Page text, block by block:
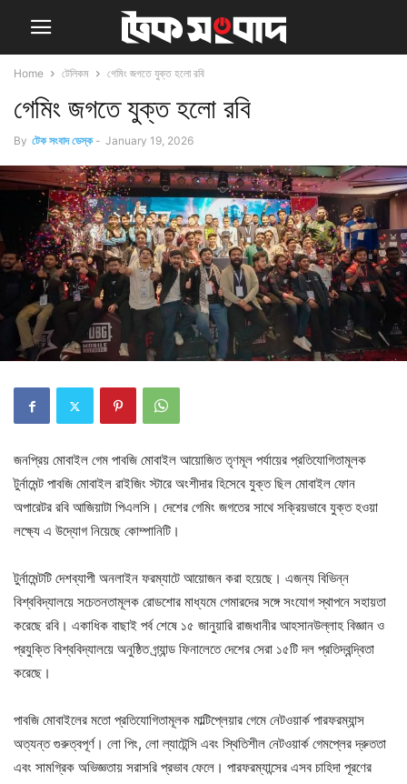
Home টেলিকম গেমিং জগতে যুক্ত হলো রবি
গেমিং জগতে যুক্ত হলো রবি
By টেক সংবাদ ডেস্ক - January 19, 2026
জনপ্রিয় মোবাইল গেম পাবজি মোবাইল আয়োজিত তৃণমূল পর্যায়ের প্রতিযোগিতামূলক
টুর্নামেন্ট পাবজি মোবাইল রাইজিং স্টারে অংশীদার হিসেবে যুক্ত ছিল মোবাইল ফোন
অপারেটর রবি আজিয়াটা পিএলসি। দেশের গেমিং জগতের সাথে সক্রিয়ভাবে যুক্ত হওয়া
লক্ষ্যে এ উদ্যোগ নিয়েছে কোম্পানিটি।
টুর্নামেন্টটি দেশব্যাপী অনলাইন ফরম্যাটে আয়োজন করা হয়েছে। এজন্য বিভিন্ন
বিশ্ববিদ্যালয়ে সচেতনতামূলক রোডশোর মাধ্যমে গেমারদের সঙ্গে সংযোগ স্থাপনে সহায়তা
করেছে রবি। একাধিক বাছাই পর্ব শেষে ১৫ জানুয়ারি রাজধানীর আহসানউল্লাহ বিজ্ঞান ও
প্রযুক্তি বিশ্ববিদ্যালয়ে অনুষ্ঠিত গ্র্যান্ড ফিনালেতে দেশের সেরা ১৫টি দল প্রতিদ্বন্দ্বিতা
করেছে।
পাবজি মোবাইলের মতো প্রতিযোগিতামূলক মাল্টিপ্লেয়ার গেমে নেটওয়ার্ক পারফরম্যান্স
অত্যন্ত গুরুত্বপূর্ণ। লো পিং, লো ল্যাটেন্সি এবং স্থিতিশীল নেটওয়ার্ক গেমপ্লের দ্রুততা
এবং সামগ্রিক অভিজ্ঞতায় সরাসরি প্রভাব ফেলে। পারফরম্যান্সের এসব চাহিদা পূরণের